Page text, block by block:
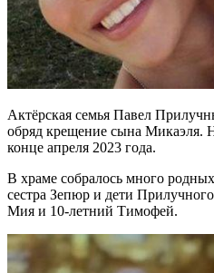
Актёрская семья Павел
обряд крещение сына Микаэля.
конце апреля 2023 года.
В храме собралось много
сестра Зепюр и дети
Мия и 10-летний Тимофей.